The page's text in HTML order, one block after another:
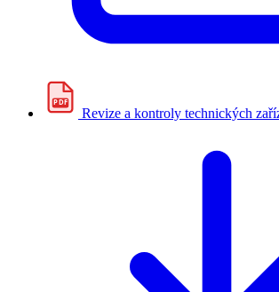
PDF
Revize a kontroly technických